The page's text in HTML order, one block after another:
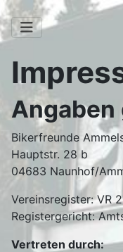
Angaben
Bikerfreunde
Hauptstr. 28 b
04683 Naunhof/
Vereinsregister: VR
Registergericht:
Vertreten durch: